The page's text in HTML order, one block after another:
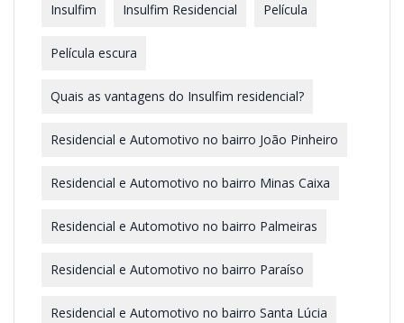
Insulfim Insulfim Residencial Película
Película escura
Quais as vantagens do Insulfim residencial?
Residencial e Automotivo no bairro João Pinheiro
Residencial e Automotivo no bairro Minas Caixa
Residencial e Automotivo no bairro Palmeiras
Residencial e Automotivo no bairro Paraíso
Residencial e Automotivo no bairro Santa Lúcia